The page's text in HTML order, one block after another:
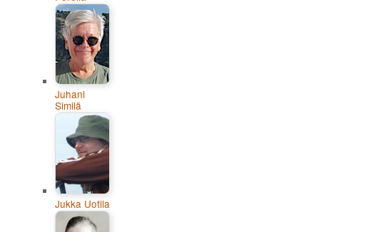
Juhani
Similä
Jukka Uotila